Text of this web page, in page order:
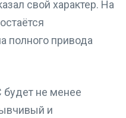
свой характер. На
полного привода
будет не менее
и